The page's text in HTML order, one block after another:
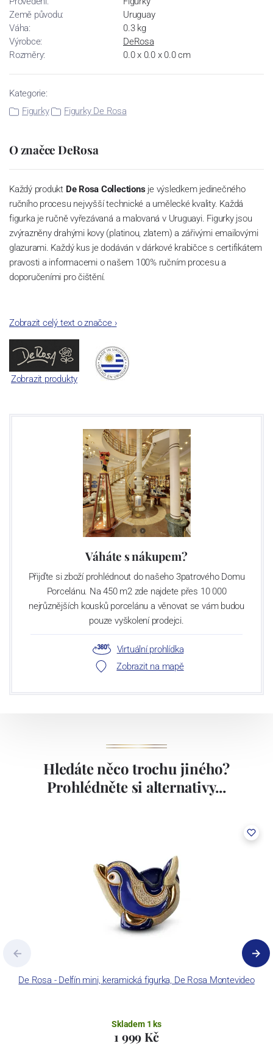
Země původu:
Uruguay
Váha:
0.3 kg
Výrobce:
DeRosa
Rozměry:
0.0 x 0.0 x 0.0 cm
Kategorie:
Figurky
Figurky De Rosa
O značce DeRosa
Každý produkt De Rosa Collections je výsledkem jedinečného
ručního procesu nejvyšší technické a umělecké kvality. Každá
figurka je ručně vyřezávaná a malovaná v Uruguayi. Figurky jsou
zvýrazněny drahými kovy (platinou, zlatem) a zářivými emailovými
glazurami. Každý kus je dodáván v dárkové krabičce s certifikátem
pravosti a informacemi o našem 100% ručním procesu a
doporučeními pro čištění.
Zobrazit celý text o značce›
Zobrazit produkty
Váháte s nákupem?
Přijďte si zboží prohlédnout do našeho 3patrového Domu
Porcelánu. Na 450 m2 zde najdete přes 10 000
nejrůznějších kousků porcelánu a věnovat se vám budou
pouze vyškolení prodejci.
Virtuální prohlídka
Zobrazit na mapě
Hledáte něco trochu jiného?
Prohlédněte si alternativy...
De Rosa - Delfín mini, keramická figurka, De Rosa Montevideo
Skladem 1 ks
1 999 Kč